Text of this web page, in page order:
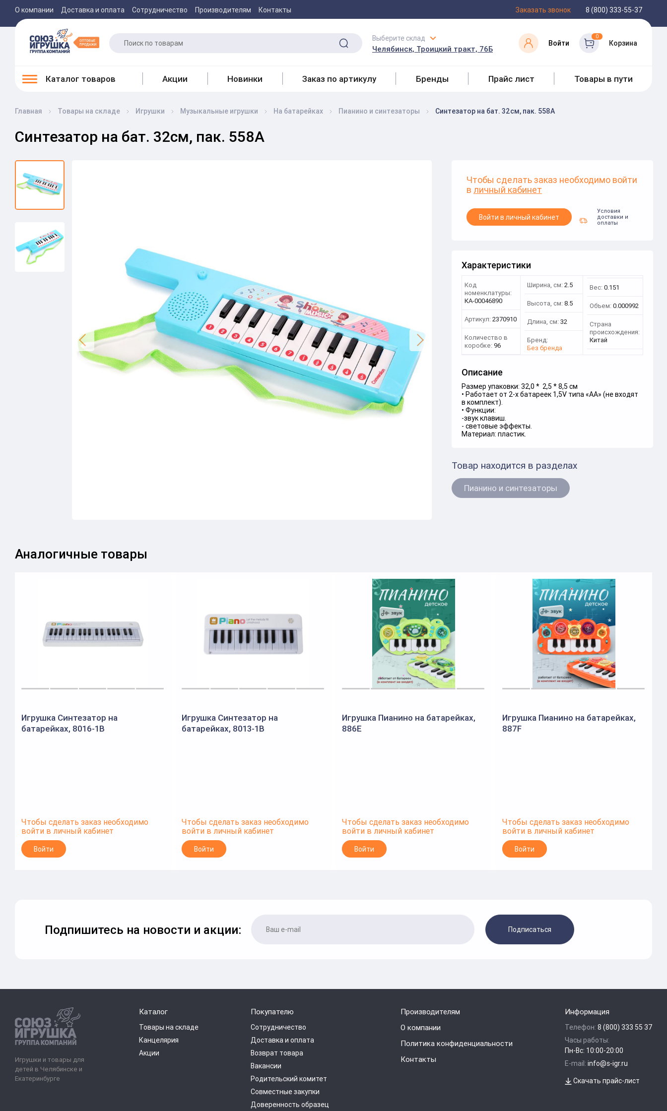
О компании Доставка и оплата Сотрудничество Производителям Контакты Заказать звонок 8 (800) 333-55-37
Выберите склад
Челябинск, Троицкий тракт, 76Б
Войти
0
Корзина
Каталог товаров Акции Новинки Заказ по артикулу Бренды Прайс лист Товары в пути
Главная Товары на складе Игрушки Музыкальные игрушки На батарейках Пианино и синтезаторы Синтезатор на бат. 32см, пак. 558A
Синтезатор на бат. 32см, пак. 558A
Чтобы сделать заказ необходимо войти
в личный кабинет
Войти в личный кабинет
Условия
доставки и
оплаты
Характеристики
Код
номенклатуры:
КА-00046890
Артикул: 2370910
Количество в
коробке: 96
Ширина, см: 2.5
Высота, см: 8.5
Длина, см: 32
Бренд:
Без бренда
Вес: 0.151
Объем: 0.000992
Страна
происхождения:
Китай
Описание
Размер упаковки: 32,0 * 2,5 * 8,5 см
• Работает от 2-х батареек 1,5V типа «АА» (не входят
в комплект).
• Функции:
-звук клавиш.
- световые эффекты.
Материал: пластик.
Товар находится в разделах
Пианино и синтезаторы
Аналогичные товары
Игрушка Синтезатор на
батарейках, 8016-1B
Чтобы сделать заказ необходимо
войти в личный кабинет
Войти
Игрушка Синтезатор на
батарейках, 8013-1B
Чтобы сделать заказ необходимо
войти в личный кабинет
Войти
Игрушка Пианино на батарейках,
886E
Чтобы сделать заказ необходимо
войти в личный кабинет
Войти
Игрушка Пианино на батарейках,
887F
Чтобы сделать заказ необходимо
войти в личный кабинет
Войти
Подпишитесь на новости и акции: Подписаться
Игрушки и товары для
детей в Челябинске и
Екатеринбурге
Каталог
Товары на складе
Канцелярия
Акции
Покупателю
Сотрудничество
Доставка и оплата
Возврат товара
Вакансии
Родительский комитет
Совместные закупки
Доверенность образец
Производителям
О компании
Политика конфиденциальности
Контакты
Информация
Телефон: 8 (800) 333 55 37
Часы работы:
Пн-Вс: 10:00-20:00
E-mail: info@s-igr.ru
Скачать прайс-лист